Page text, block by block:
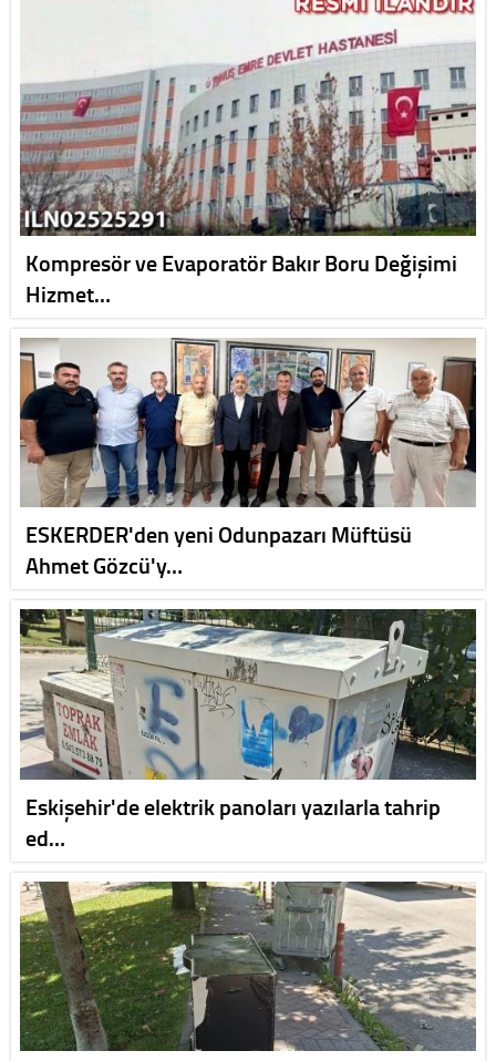
Kompresör ve Evaporatör Bakır Boru Değişimi
Hizmet…
ESKERDER'den yeni Odunpazarı Müftüsü
Ahmet Gözcü'y…
Eskişehir'de elektrik panoları yazılarla tahrip
ed…